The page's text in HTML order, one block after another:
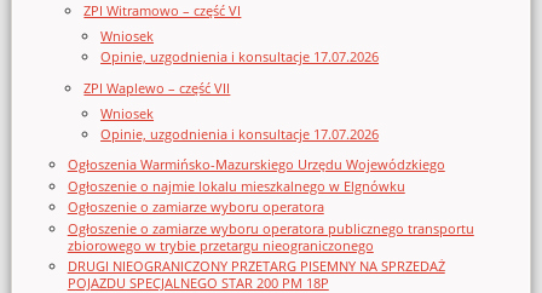
ZPI Witramowo – część VI
Wniosek
Opinie, uzgodnienia i konsultacje 17.07.2026
ZPI Waplewo – część VII
Wniosek
Opinie, uzgodnienia i konsultacje 17.07.2026
Ogłoszenia Warmińsko-Mazurskiego Urzędu Wojewódzkiego
Ogłoszenie o najmie lokalu mieszkalnego w Elgnówku
Ogłoszenie o zamiarze wyboru operatora
Ogłoszenie o zamiarze wyboru operatora publicznego transportu
zbiorowego w trybie przetargu nieograniczonego
DRUGI NIEOGRANICZONY PRZETARG PISEMNY NA SPRZEDAŻ
POJAZDU SPECJALNEGO STAR 200 PM 18P